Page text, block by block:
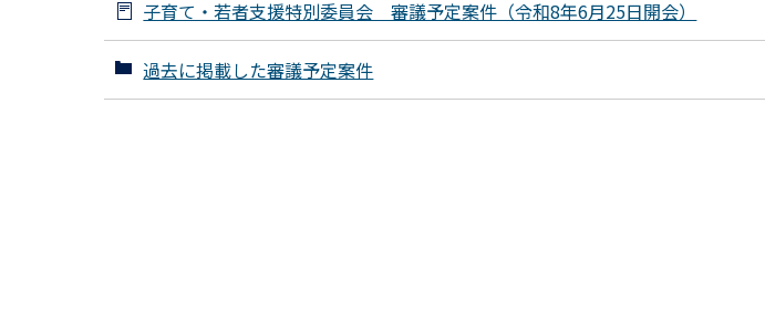
子育て・若者支援特別委員会 審議予定案件（令和8年6月25日開会）
過去に掲載した審議予定案件